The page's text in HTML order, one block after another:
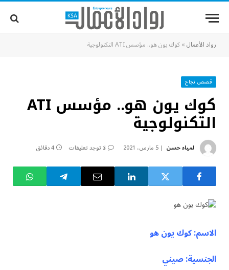
رواد الأعمال»كوك يون هو.. مؤسس ATI التكنولوجية
قصص نجاح
كوك يون هو.. مؤسس ATI
التكنولوجية
لمياء حسن 5 مارس، 2021 لا توجد تعليقات 4 دقائق
الاسم: كوك يون هو
الجنسية: صيني